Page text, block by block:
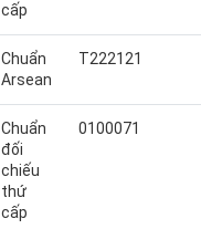
cấp
Chuẩn
Arsean
T222121
Chuẩn
đối
chiếu
thứ
cấp
0100071